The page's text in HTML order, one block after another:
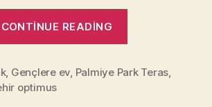
CONTINUE READING
alır
, Gençlere ev, Palmiye Park Teras,
optimus